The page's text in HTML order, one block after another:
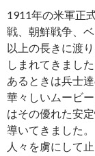
1911年の米軍正
戦、朝鮮戦争、
以上の長きに渡
しまれてきました
あるときは兵士
華々しいムービ
はその優れた安
導いてきました。
人々を虜にして